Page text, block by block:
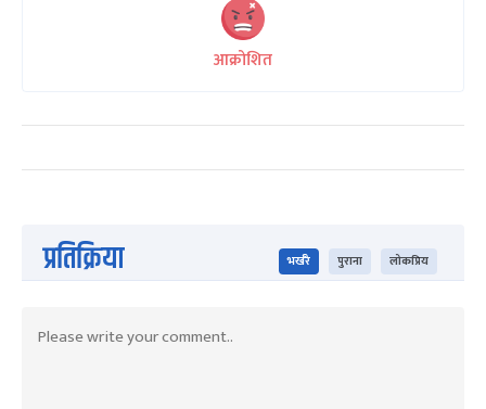
आक्रोशित
प्रतिक्रिया भर्खरै पुराना लोकप्रिय